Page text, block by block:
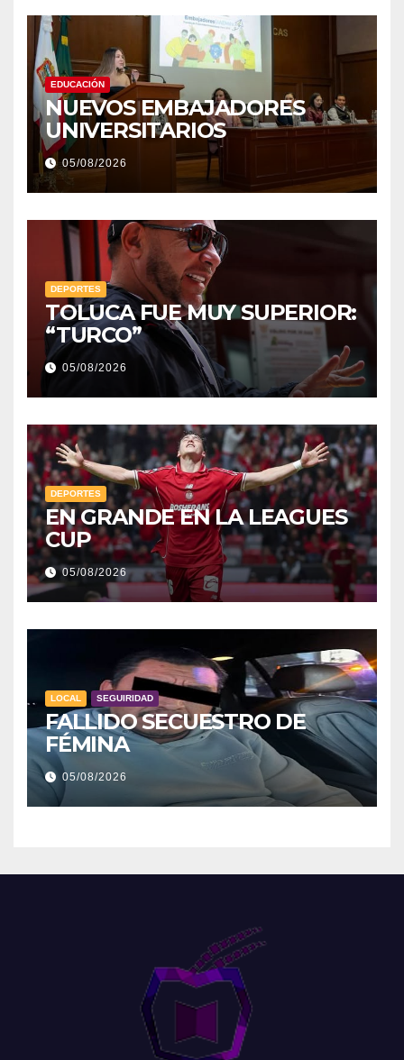
EDUCACIÓN
NUEVOS EMBAJADORES
UNIVERSITARIOS
05/08/2026
DEPORTES
TOLUCA FUE MUY SUPERIOR:
“TURCO”
05/08/2026
DEPORTES
EN GRANDE EN LA LEAGUES
CUP
05/08/2026
LOCAL SEGUIRIDAD
FALLIDO SECUESTRO DE
FÉMINA
05/08/2026